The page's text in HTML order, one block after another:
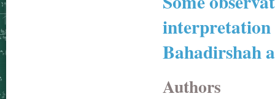
interpretation
Bahadirshah
Authors